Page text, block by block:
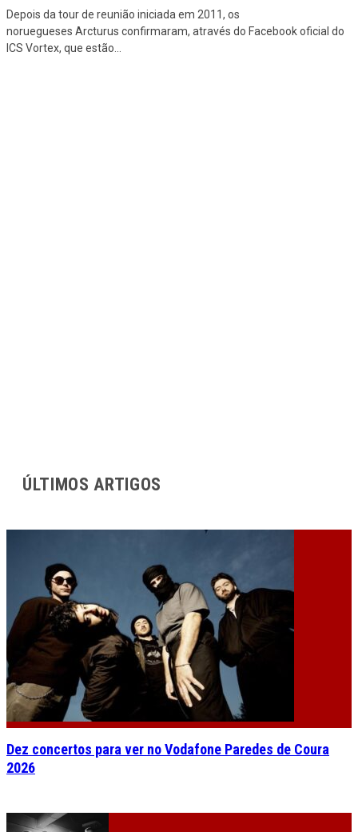
Depois da tour de reunião iniciada em 2011, os
noruegueses Arcturus confirmaram, através do Facebook oficial do
ICS Vortex, que estão...
ÚLTIMOS ARTIGOS
Dez concertos para ver no Vodafone Paredes de Coura
2026